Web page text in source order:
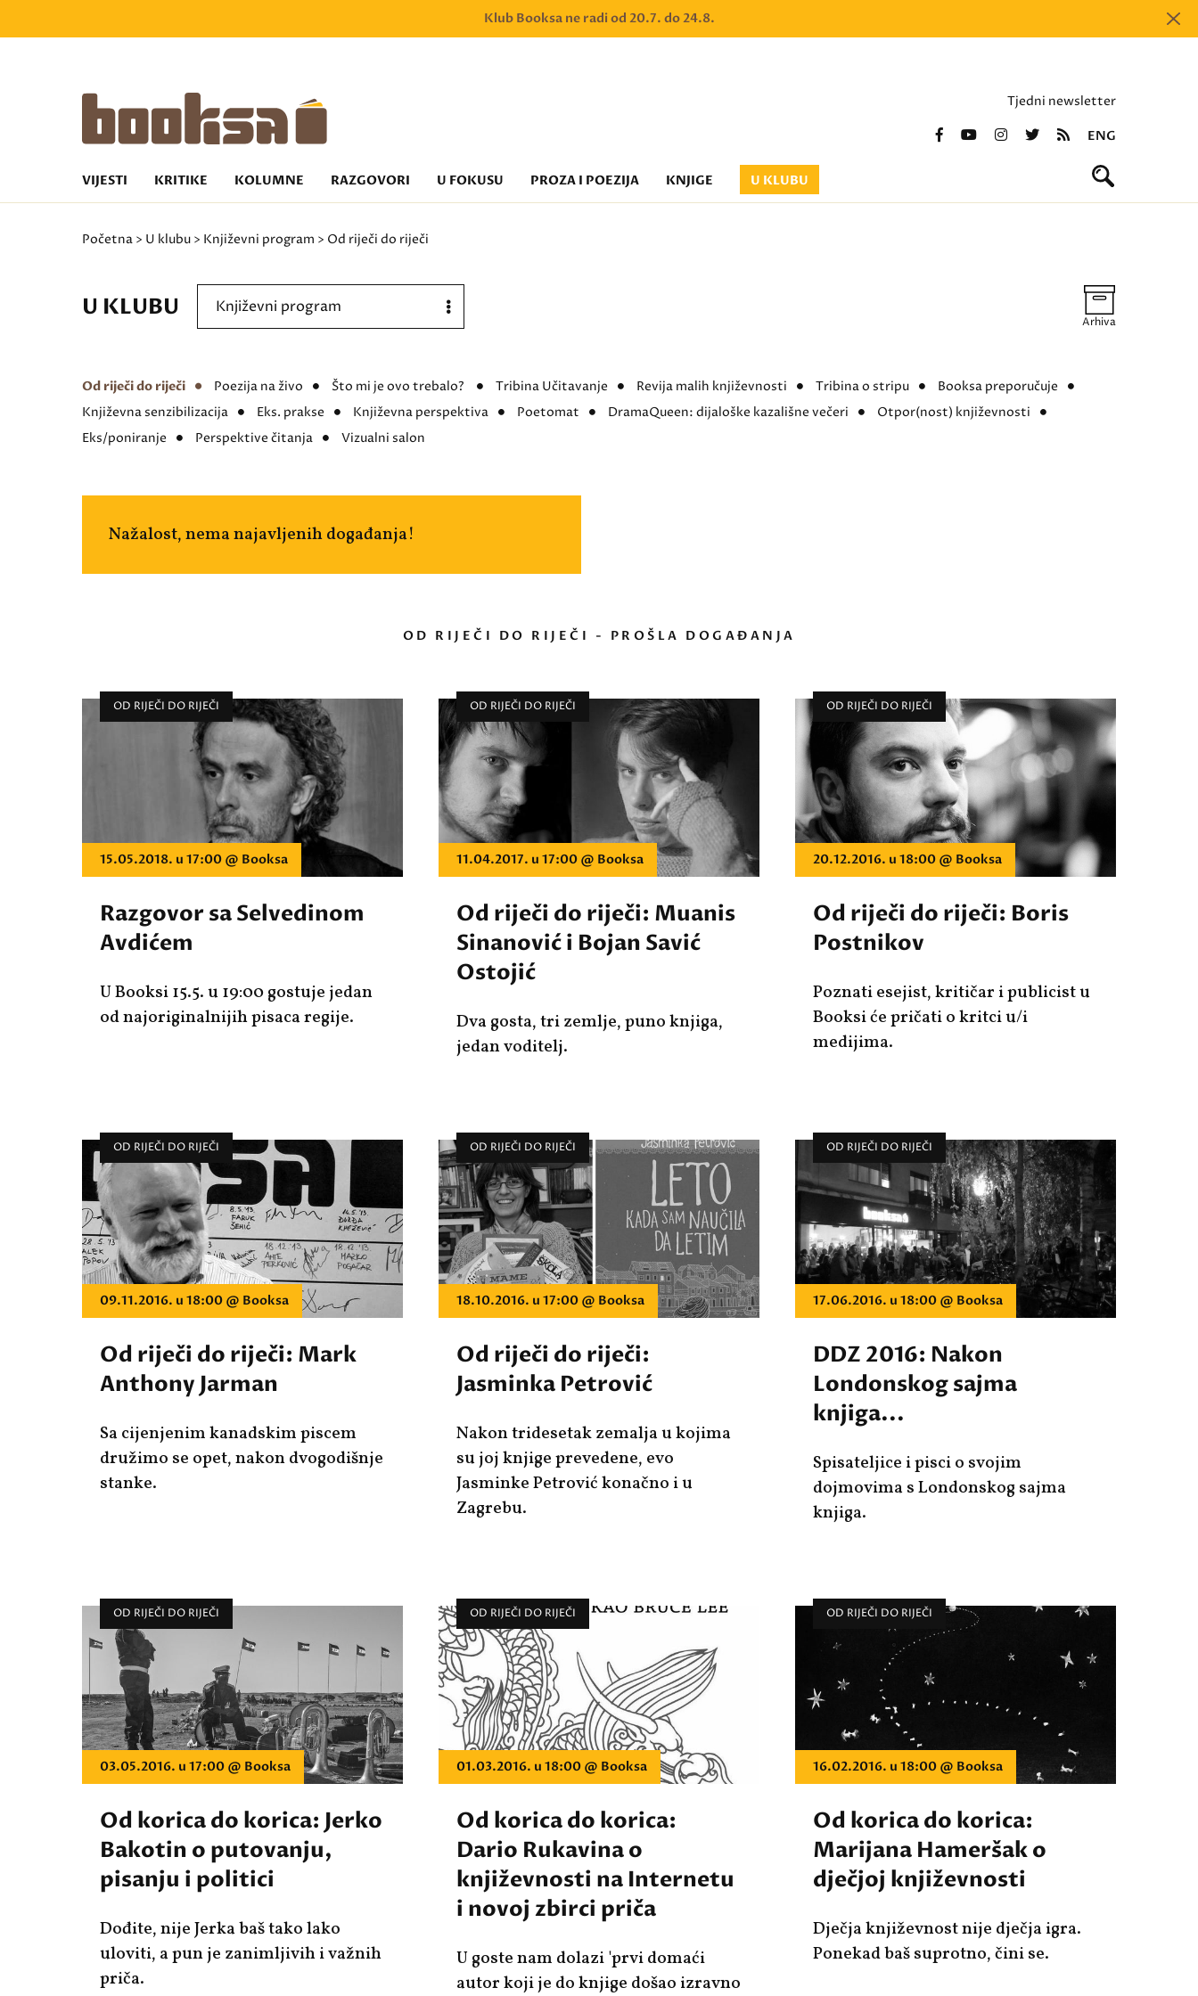
Klub Booksa ne radi od 20.7. do 24.8.
Tjedni newsletter
ENG
VIJESTI KRITIKE KOLUMNE RAZGOVORI U FOKUSU PROZA I POEZIJA KNJIGE U KLUBU
Početna > U klubu > Književni program > Od riječi do riječi
U KLUBU Književni program
Arhiva
Od riječi do riječi Poezija na živo Što mi je ovo trebalo? Tribina Učitavanje Revija malih književnosti Tribina o stripu
Booksa preporučuje
Književna senzibilizacija
Eks. prakse Književna perspektiva Poetomat DramaQueen: dijaloške kazališne večeri
Otpor(nost) književnosti
Eks/poniranje
Perspektive čitanja Vizualni salon
Nažalost, nema najavljenih događanja!
OD RIJEČI DO RIJEČI - PROŠLA DOGAĐANJA
OD RIJEČI DO RIJEČI
15.05.2018. u 17:00 @ Booksa
Razgovor sa Selvedinom
Avdićem
U Booksi 15.5. u 19:00 gostuje jedan
od najoriginalnijih pisaca regije.
OD RIJEČI DO RIJEČI
11.04.2017. u 17:00 @ Booksa
Od riječi do riječi: Muanis
Sinanović i Bojan Savić
Ostojić
Dva gosta, tri zemlje, puno knjiga,
jedan voditelj.
OD RIJEČI DO RIJEČI
20.12.2016. u 18:00 @ Booksa
Od riječi do riječi: Boris
Postnikov
Poznati esejist, kritičar i publicist u
Booksi će pričati o kritci u/i
medijima.
OD RIJEČI DO RIJEČI
09.11.2016. u 18:00 @ Booksa
Od riječi do riječi: Mark
Anthony Jarman
Sa cijenjenim kanadskim piscem
družimo se opet, nakon dvogodišnje
stanke.
OD RIJEČI DO RIJEČI
18.10.2016. u 17:00 @ Booksa
Od riječi do riječi:
Jasminka Petrović
Nakon tridesetak zemalja u kojima
su joj knjige prevedene, evo
Jasminke Petrović konačno i u
Zagrebu.
OD RIJEČI DO RIJEČI
17.06.2016. u 18:00 @ Booksa
DDZ 2016: Nakon
Londonskog sajma
knjiga...
Spisateljice i pisci o svojim
dojmovima s Londonskog sajma
knjiga.
OD RIJEČI DO RIJEČI
03.05.2016. u 17:00 @ Booksa
Od korica do korica: Jerko
Bakotin o putovanju,
pisanju i politici
Dođite, nije Jerka baš tako lako
uloviti, a pun je zanimljivih i važnih
priča.
OD RIJEČI DO RIJEČI
01.03.2016. u 18:00 @ Booksa
Od korica do korica:
Dario Rukavina o
književnosti na Internetu
i novoj zbirci priča
U goste nam dolazi 'prvi domaći
autor koji je do knjige došao izravno
OD RIJEČI DO RIJEČI
16.02.2016. u 18:00 @ Booksa
Od korica do korica:
Marijana Hameršak o
dječjoj književnosti
Dječja književnost nije dječja igra.
Ponekad baš suprotno, čini se.